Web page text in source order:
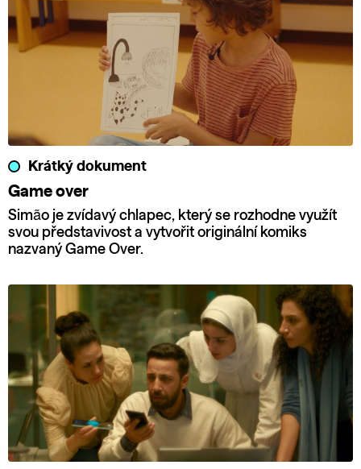
Krátký dokument
Game over
Simão je zvídavý chlapec, který se rozhodne využít
svou představivost a vytvořit originální komiks
nazvaný Game Over.